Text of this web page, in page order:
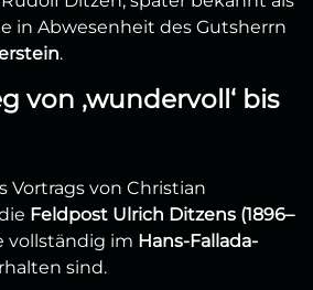
in Abwesenheit des Gutsherrn
.
von ‚wundervoll‘ bis
von Christian
Feldpost Ulrich Ditzens (1896–
vollständig im Hans-Fallada-
sind.